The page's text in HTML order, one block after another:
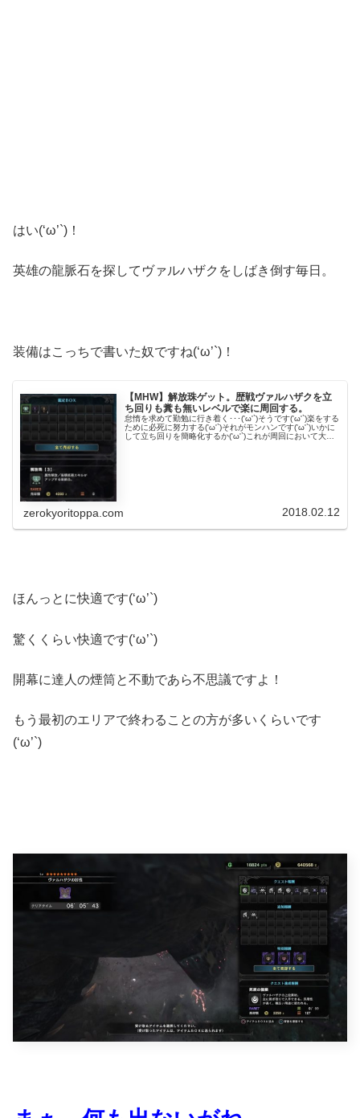
はい(‘ω’`)！
英雄の龍脈石を探してヴァルハザクをしばき倒す毎日。
装備はこっちで書いた奴ですね(‘ω’`)！
【MHW】解放珠ゲット。歴戦ヴァルハザクを立
ち回りも糞も無いレベルで楽に周回する。
怠惰を求めて勤勉に行き着く･･･('ω'`)そうです('ω'`)楽をする
ために必死に努力する('ω'`)それがモンハンです('ω'`)いかに
して立ち回りを簡略化するか('ω'`)これが周回において大切
zerokyoritoppa.com 2018.02.12
ほんっとに快適です(‘ω’`)
驚くくらい快適です(‘ω’`)
開幕に達人の煙筒と不動であら不思議ですよ！
もう最初のエリアで終わることの方が多いくらいです
(‘ω’`)